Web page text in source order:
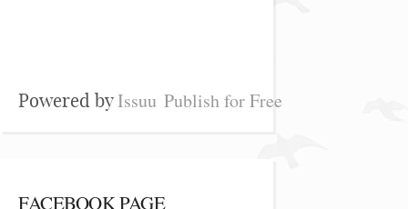
Powered byIssuu Publish for Free
FACEBOOK PAGE